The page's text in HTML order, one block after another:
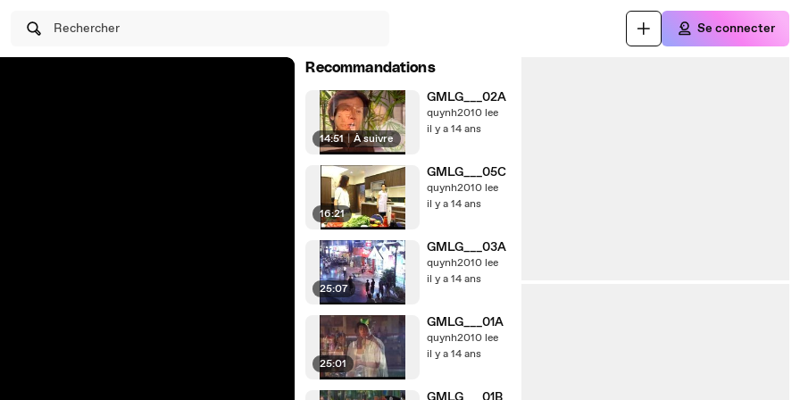
Rechercher Se connecter
Recommandations
14:51 | À suivre
GMLG___02A
quynh2010 lee
il y a 14 ans
16:21
GMLG___05C
quynh2010 lee
il y a 14 ans
25:07
GMLG___03A
quynh2010 lee
il y a 14 ans
25:01
GMLG___01A
quynh2010 lee
il y a 14 ans